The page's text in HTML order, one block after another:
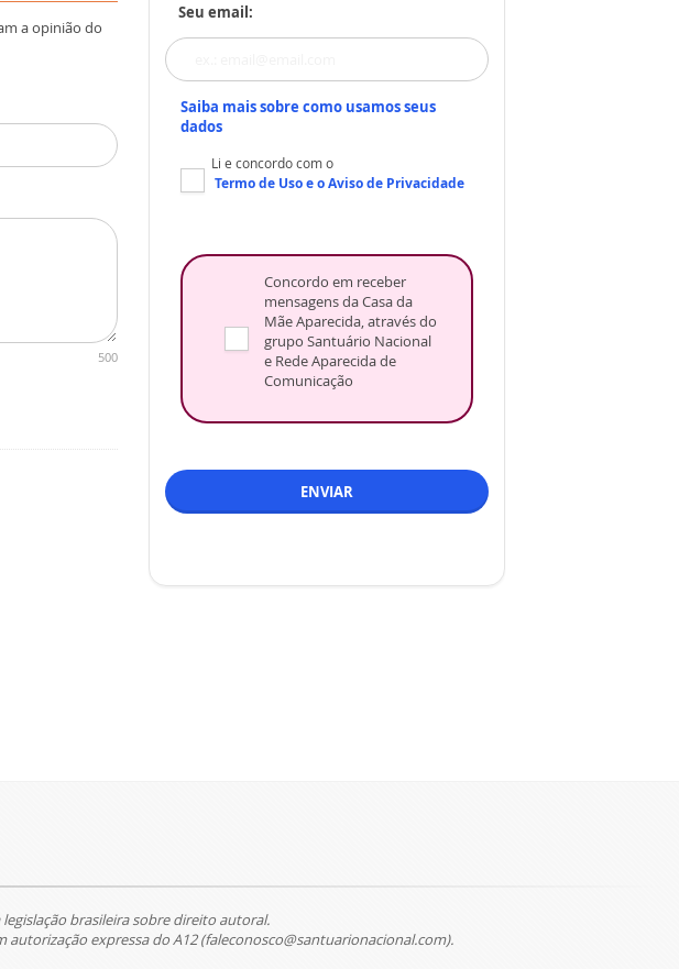
a opinião do
500
Seu email:
Saiba mais sobre como usamos seus
dados
Li e concordo com o
Termo de Usoe oAviso de Privacidade
Concordo em receber
mensagens da Casa da
Mãe Aparecida, através do
grupo Santuário Nacional
e Rede Aparecida de
Comunicação
ENVIAR
brasileira sobre direito autoral.
expressa do A12 (faleconosco@santuarionacional.com).